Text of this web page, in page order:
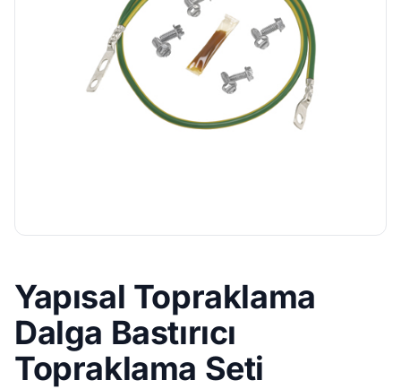
Yapısal Topraklama
Dalga Bastırıcı
Topraklama Seti